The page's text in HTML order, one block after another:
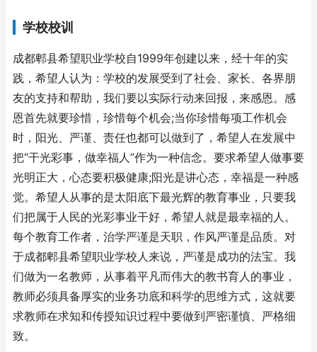
学校校训
成都郫县希望职业学校自1999年创建以来，经十年的实
践，希望人认为：学校的发展受到了社会、家长、各界朋
友的支持和帮助，我们要以实际行动来回报，来感恩。感
恩首先就要珍惜，珍惜每个机会;当你珍惜每项工作机会
时，阳光、严谨、责任也都可以做到了，希望人在发展中
把“干光彩事，做幸福人”作为一种信念。要求希望人做事要
光明正大，心态要积极健康;阳光是讲心态，幸福是一种感
觉。希望人从事的是太阳底下最光辉的教育事业，只要我
们把属于人民的光彩事业干好，希望人就是最幸福的人。
每个教育工作者，治学严谨是天职，作风严谨是品质。对
于成都郫县希望职业学校人来说，严谨是成功的法宝。我
们做为一名教师，从事着平凡而伟大的教书育人的事业，
教师必须具备厚实的业务功底和科学的思维方式，这就要
求教师在求知和传授知识过程中要做到严密谨慎、严格细
致。